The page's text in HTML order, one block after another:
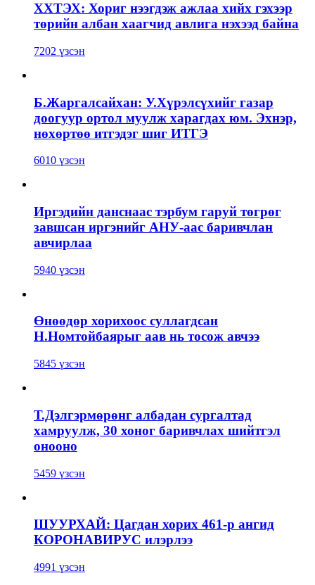
ХХТЭХ: Хориг нээгдэж ажлаа хийх гэхээр
төрийн албан хаагчид авлига нэхээд байна
7202 үзсэн
Б.Жаргалсайхан: У.Хүрэлсүхийг газар
доогуур ортол муулж харагдах юм. Эхнэр,
нөхөртөө итгэдэг шиг ИТГЭ
6010 үзсэн
Иргэдийн данснаас тэрбум гаруй төгрөг
завшсан иргэнийг АНУ-аас баривчлан
авчирлаа
5940 үзсэн
Өнөөдөр хорихоос суллагдсан
Н.Номтойбаярыг аав нь тосож авчээ
5845 үзсэн
Т.Дэлгэрмөрөнг албадан сургалтад
хамруулж, 30 хоног баривчлах шийтгэл
онооно
5459 үзсэн
ШУУРХАЙ: Цагдан хорих 461-р ангид
КОРОНАВИРУС илэрлээ
4991 үзсэн